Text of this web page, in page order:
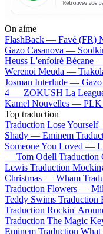
On aime
FlashBack — Favé (FR)
Gazo Casanova —
Heuss L'enfoiré Bécane
Werenoi Meuda —
Josman Interlude —
4 — ZOKUSH La
Kamel Nouvelles — PLK
Top traduction
Traduction Lose
Shady — Eminem
Someone You Loved —
— Tom Odell
Lewis Traduction
Christmas — Wham
Traduction Flowers —
Teddy Swims
Traduction Rockin'
Traduction The Magic
Eminem Traduction